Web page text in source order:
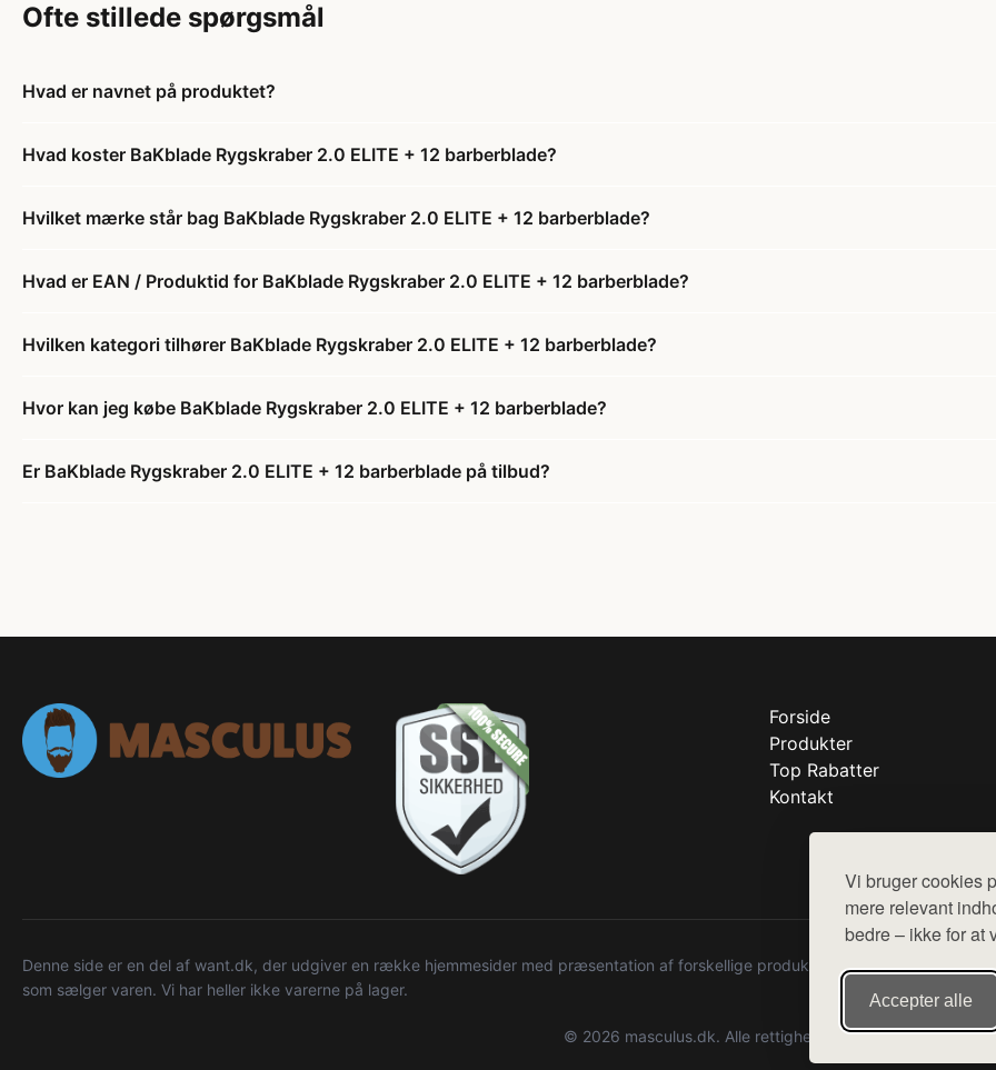
Vi bruger cookies
mere relevant
bedre – ikke for at
Accepter alle
Ofte stillede spørgsmål
Hvad er navnet på produktet?
Hvad koster BaKblade Rygskraber 2.0 ELITE + 12 barberblade?
Hvilket mærke står bag BaKblade Rygskraber 2.0 ELITE + 12 barberblade?
Hvad er EAN / Produktid for BaKblade Rygskraber 2.0 ELITE + 12 barberblade?
Hvilken kategori tilhører BaKblade Rygskraber 2.0 ELITE + 12 barberblade?
Hvor kan jeg købe BaKblade Rygskraber 2.0 ELITE + 12 barberblade?
Er BaKblade Rygskraber 2.0 ELITE + 12 barberblade på tilbud?
Forside
Produkter
Top Rabatter
Kontakt
Denne side er en del af want.dk, der udgiver en række hjemmesider med præsentation af forskellige produkter fra diverse
som sælger varen. Vi har heller ikke varerne på lager.
© 2026 masculus.dk. Alle rettigheder forbeholdes.